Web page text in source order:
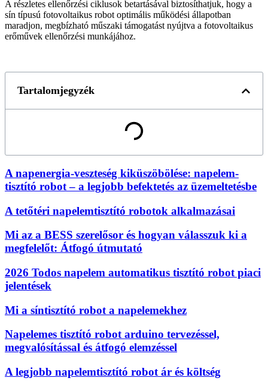
A részletes ellenőrzési ciklusok betartásával biztosíthatjuk, hogy a
sín típusú fotovoltaikus robot optimális működési állapotban
maradjon, megbízható műszaki támogatást nyújtva a fotovoltaikus
erőművek ellenőrzési munkájához.
Tartalomjegyzék
A napenergia-veszteség kiküszöbölése: napelem-
tisztító robot – a legjobb befektetés az üzemeltetésbe
A tetőtéri napelemtisztító robotok alkalmazásai
Mi az a BESS szerelősor és hogyan válasszuk ki a
megfelelőt: Átfogó útmutató
2026 Todos napelem automatikus tisztító robot piaci
jelentések
Mi a síntisztító robot a napelemekhez
Napelemes tisztító robot arduino tervezéssel,
megvalósítással és átfogó elemzéssel
A legjobb napelemtisztító robot ár és költség